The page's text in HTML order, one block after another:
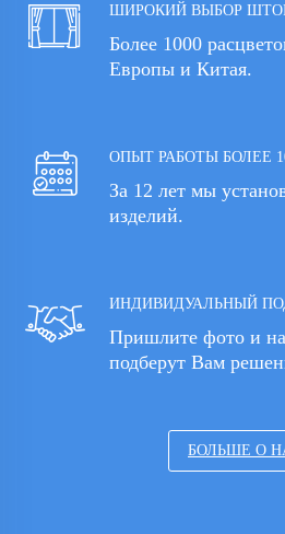
ШИРОКИЙ ВЫБОР
Более 1000
Европы и Китая.
ОПЫТ РАБОТЫ БОЛЕЕ
За 12 лет мы
изделий.
ИНДИВИДУАЛЬНЫЙ
Пришлите фото и
подберут Вам
БОЛЬШЕ О